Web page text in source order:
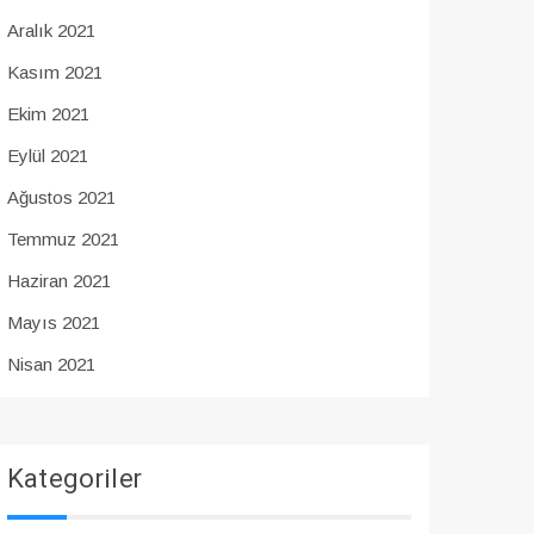
Aralık 2021
Kasım 2021
Ekim 2021
Eylül 2021
Ağustos 2021
Temmuz 2021
Haziran 2021
Mayıs 2021
Nisan 2021
Kategoriler